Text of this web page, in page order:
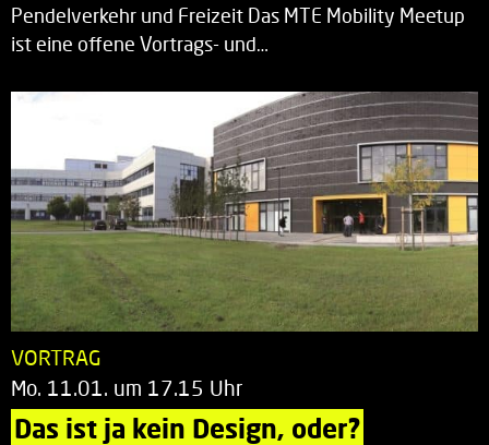
Pendelverkehr und Freizeit Das MTE Mobility Meetup
ist eine offene Vortrags- und…
VORTRAG
Mo. 11.01. um 17.15 Uhr
Das ist ja kein Design, oder?